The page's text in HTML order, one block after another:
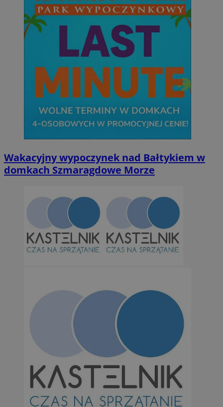
Wakacyjny wypoczynek nad Bałtykiem w
domkach Szmaragdowe Morze